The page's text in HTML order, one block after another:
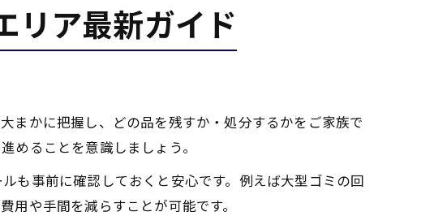
には
説
リア最新ガイド
まかに把握し、どの品を残すか・処分するかをご家族で
めることを意識しましょう。
も事前に確認しておくと安心です。例えば大型ゴミの回
や手間を減らすことが可能です。